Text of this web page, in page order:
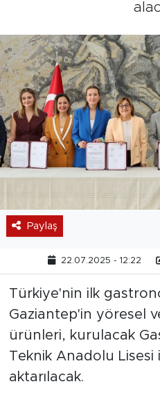
Paylaş
22.07.2025 - 12:22
Türkiye'nin ilk
Gaziantep'in yöresel
ürünleri, kurulacak
Teknik Anadolu Lisesi
aktarılacak.